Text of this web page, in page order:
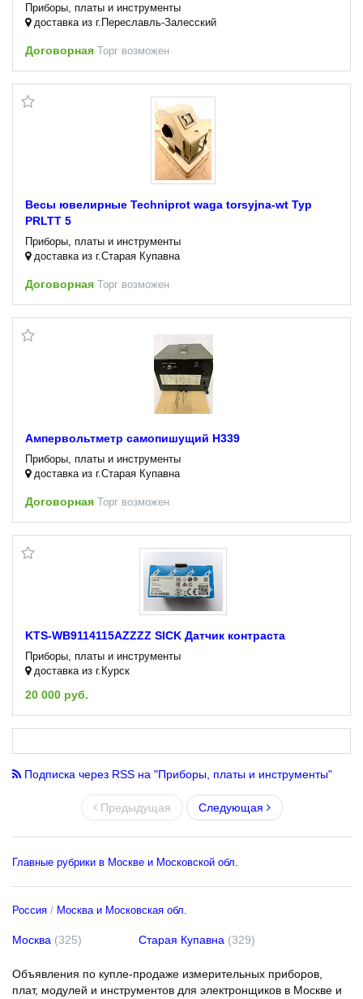
Приборы, платы и инструменты
доставка из г.Переславль-Залесский
Договорная Торг возможен
Весы ювелирные Techniprot waga torsyjna-wt Typ
PRLTT 5
Приборы, платы и инструменты
доставка из г.Старая Купавна
Договорная Торг возможен
Ампервольтметр самопишущий Н339
Приборы, платы и инструменты
доставка из г.Старая Купавна
Договорная Торг возможен
KTS-WB9114115AZZZZ SICK Датчик контраста
Приборы, платы и инструменты
доставка из г.Курск
20 000 руб.
Подписка через RSS на "Приборы, платы и инструменты"
Предыдущая Следующая
Главные рубрики в Москве и Московской обл.
Россия Москва и Московская обл.
Москва (325) Старая Купавна (329)
Объявления по купле-продаже измерительных приборов,
плат, модулей и инструментов для электронщиков в Москве и